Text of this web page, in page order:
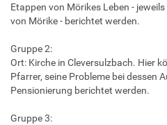
Etappen von Mörikes Leben -
von Mörike - berichtet werden.
Gruppe 2:
Ort: Kirche in Cleversulzbach. Hier
Pfarrer, seine Probleme bei dessen
Pensionierung berichtet werden.
Gruppe 3: